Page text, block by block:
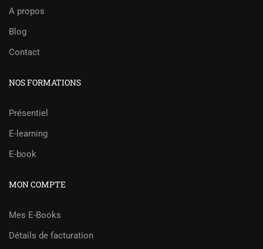
A propos
Blog
Contact
NOS FORMATIONS
Présentiel
E-learning
E-book
MON COMPTE
Mes E-Books
Détails de facturation